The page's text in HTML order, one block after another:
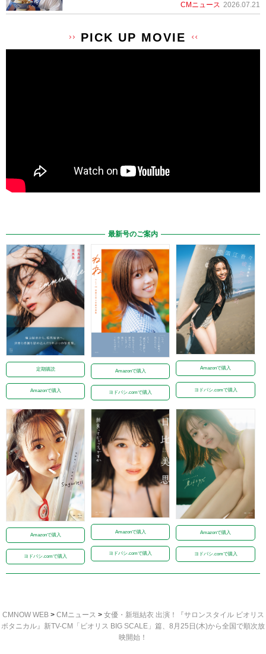
CMニュース 2026.07.21
PICK UP MOVIE
最新号のご案内
定期購読
Amazonで購入
Amazonで購入
ヨドバシ.comで購入
Amazonで購入
ヨドバシ.comで購入
Amazonで購入
ヨドバシ.comで購入
Amazonで購入
ヨドバシ.comで購入
Amazonで購入
ヨドバシ.comで購入
CMNOW WEB> CMニュース > 女優・新垣結衣 出演！『サロンスタイル ビオリス
ボタニカル』新TV-CM「ビオリス BIG SCALE」篇、8月25日(木)から全国で順次放
映開始！